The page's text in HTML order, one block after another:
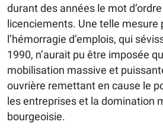
durant des années le mot
licenciements. Une telle mesure
l’hémorragie d’emplois, qui
1990, n’aurait pu être imposée
mobilisation massive et
ouvrière remettant en cause le
les entreprises et la domination
bourgeoisie.